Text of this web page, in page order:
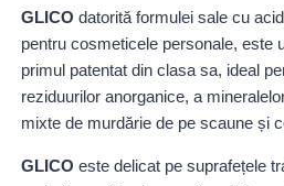
GLICO datorită formulei sale cu
pentru cosmeticele personale, este
primul patentat din clasa sa, ideal
reziduurilor anorganice, a
mixte de murdărie de pe scaune și
GLICO este delicat pe suprafețele